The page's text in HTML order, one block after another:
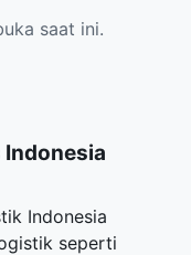
saat ini.
Indonesia
Indonesia
seperti